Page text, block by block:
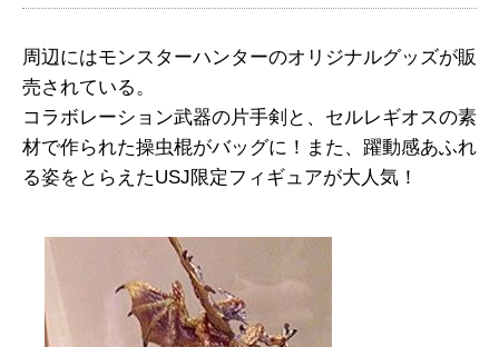
周辺にはモンスターハンターのオリジナルグッズが販
売されている。
コラボレーション武器の片手剣と、セルレギオスの素
材で作られた操虫棍がバッグに！また、躍動感あふれ
る姿をとらえたUSJ限定フィギュアが大人気！